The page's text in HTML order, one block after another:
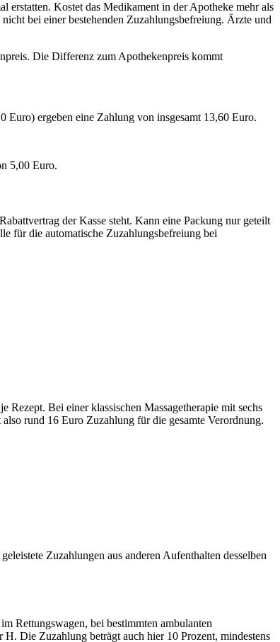
erstatten. Kostet das Medikament in der Apotheke mehr als
bei einer bestehenden Zuzahlungsbefreiung. Ärzte und
Die Differenz zum Apothekenpreis kommt
Euro) ergeben eine Zahlung von insgesamt 13,60 Euro.
5,00 Euro.
der Kasse steht. Kann eine Packung nur geteilt
für die automatische Zuzahlungsbefreiung bei
Bei einer klassischen Massagetherapie mit sechs
rund 16 Euro Zuzahlung für die gesamte Verordnung.
Zuzahlungen aus anderen Aufenthalten desselben
Rettungswagen, bei bestimmten ambulanten
Die Zuzahlung beträgt auch hier 10 Prozent, mindestens